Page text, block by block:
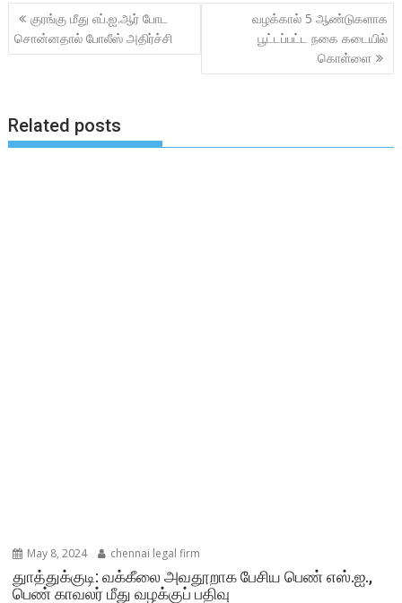
Post
navigation
குரங்கு மீது எப்.ஐ.ஆர் போட
சொன்னதால் போலீஸ் அதிர்ச்சி
வழக்கால் 5 ஆண்டுகளாக
பூட்டப்பட்ட நகை கடையில்
கொள்ளை
Related posts
May 8, 2024 chennai legal firm
துாத்துக்குடி: வக்கீலை அவதூறாக பேசிய பெண் எஸ்.ஐ.,
பெண் காவலர் மீது வழக்குப் பதிவு